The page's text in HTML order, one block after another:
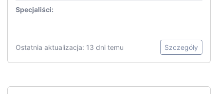
Specjaliści:
Ostatnia aktualizacja: 13 dni temu Szczegóły